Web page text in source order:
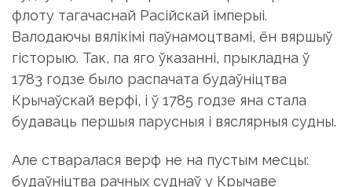
флоту тагачаснай Расійскай імперыі.
Валодаючы вялікімі паўнамоцтвамі, ён вяршыў
гісторыю. Так, па яго ўказанні, прыкладна ў
1783 годзе было распачата будаўніцтва
Крычаўскай верфі, і ў 1785 годзе яна стала
будаваць першыя парусныя і вяслярныя судны.
Але стваралася верф не на пустым месцы:
будаўніцтва рачных суднаў у Крычаве